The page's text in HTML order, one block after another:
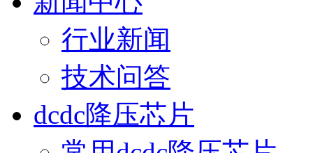
行业新闻
技术问答
dcdc降压芯片